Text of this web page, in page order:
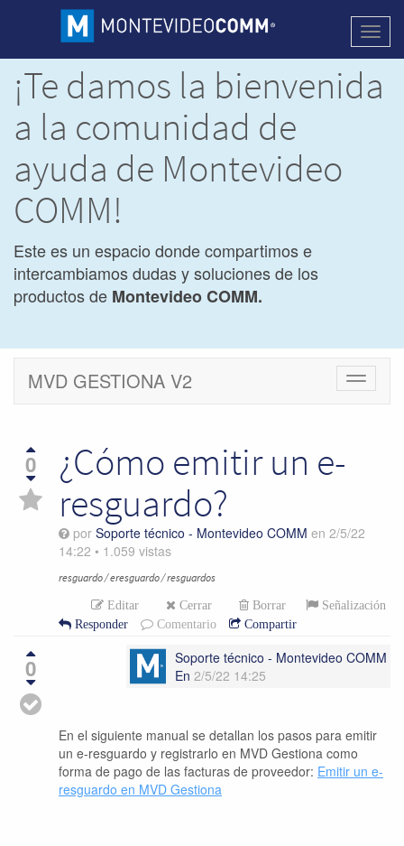
¡Te damos la bienvenida
a la comunidad de
ayuda de Montevideo
COMM!
Este es un espacio donde compartimos e
intercambiamos dudas y soluciones de los
productos de Montevideo COMM.
Cambiar
MVD GESTIONA V2
0
¿Cómo emitir un e-
resguardo?
por Soporte técnico - Montevideo COMM en 2/5/22
14:22 • 1.059 vistas
resguardo / eresguardo / resguardos
Editar Cerrar Borrar
Señalización
Responder
Comentario Compartir
0
Soporte técnico - Montevideo COMM
En 2/5/22 14:25
En el siguiente manual se detallan los pasos para emitir
un e-resguardo y registrarlo en MVD Gestiona como
forma de pago de las facturas de proveedor: Emitir un e-
resguardo en MVD Gestiona